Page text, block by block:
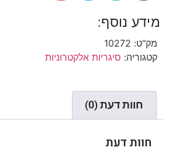
מידע נוסף:
מק"ט: 10272
קטגוריה: סיגריות אלקטרוניות
חוות דעת (0)
חוות דעת